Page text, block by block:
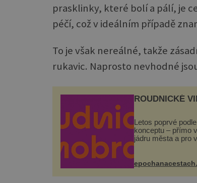
prasklinky, které bolí a pálí, je
péčí, což v ideálním případě
To je však nereálné, takže
rukavic. Naprosto nevhodné
ROUDNICKÉ
Letos poprvé
konceptu – přímo
jádru města a pro
náměstí.